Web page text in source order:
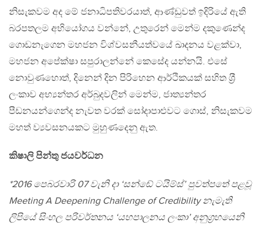
නිසැකවම අද මේ ජනාධිපතිවරයාත්, ආණ්ඩුවත් ඉදිරියේ ඇති
බරපතලම අභියෝගය වන්නේ, උතුරෙන් මෙන්ම දකුණෙන්ද
ගොඩනැගෙන මහජන විශ්වසනීයත්වයේ ඛාදනය වළක්වා,
මහජන අපේක්ෂා සපුරාලන්නේ කෙසේද යන්නයි. එසේ
නොවුණහොත්, දිනෙන් දින පිරිහෙන ආර්ථිකයක් සහිත ශ‍්‍රී
ලංකාව අභ්‍යන්තර අර්බුදවලින් මෙන්ම, ජාත්‍යන්තර
පීඩනයන්ගෙන්ද නැවත වරක් සෝදාපාළුවට ගොස්, නිසැකවම
මහත් ව්‍යවසනයකට මුහුණදෙනු ඇත.
කිෂාලි පින්තු ජයවර්ධන
*2016 පෙබරවාරි 07 වැනි දා ‘සන්ඬේ ටයිම්ස්’ පුවත්පතේ පළවූ
Meeting A Deepening Challenge of Credibility නැමැති
ලිපියේ සිංහල පරිවර්තනය ‘යහපාලනය ලංකා’ අනුග‍්‍රහයෙනි